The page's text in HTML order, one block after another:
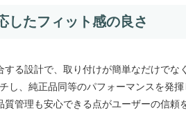
したフィット感の良さ
る設計で、取り付けが簡単なだけでな
し、純正品同等のパフォーマンスを発揮
管理も安心できる点がユーザーの信頼